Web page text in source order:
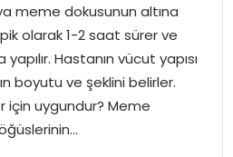
meme dokusunun altına
olarak 1-2 saat sürer ve
Hastanın vücut yapısı
boyutu ve şeklini belirler.
uygundur? Meme